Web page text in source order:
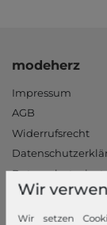
modeherz
Impressum
AGB
Widerrufsrecht
Jobs
Wir
Wir setzen